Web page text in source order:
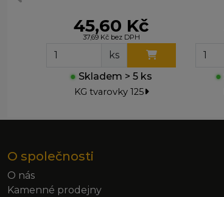
45,60 Kč
37,69 Kč bez DPH
ks
● Skladem > 5 ks
KG tvarovky 125
●
O společnosti
O nás
Kamenné prodejny